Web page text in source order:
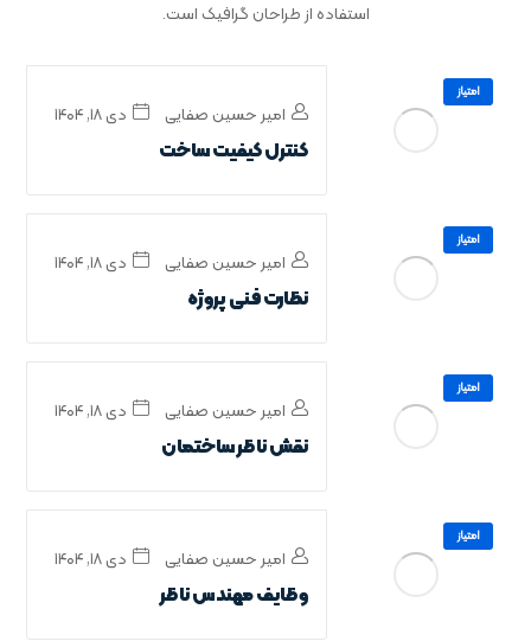
استفاده از طراحان گرافیک است.
امیر حسین صفایی دی ۱۸, ۱۴۰۴
کنترل کیفیت ساخت
امیر حسین صفایی دی ۱۸, ۱۴۰۴
نظارت فنی پروژه
امیر حسین صفایی دی ۱۸, ۱۴۰۴
نقش ناظر ساختمان
امیر حسین صفایی دی ۱۸, ۱۴۰۴
وظایف مهندس ناظر